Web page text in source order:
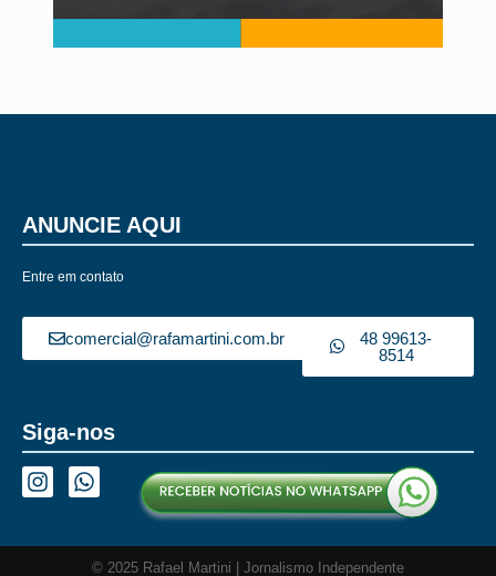
ANUNCIE AQUI
Entre em contato
comercial@rafamartini.com.br
48 99613-
8514
Siga-nos
© 2025 Rafael Martini | Jornalismo Independente